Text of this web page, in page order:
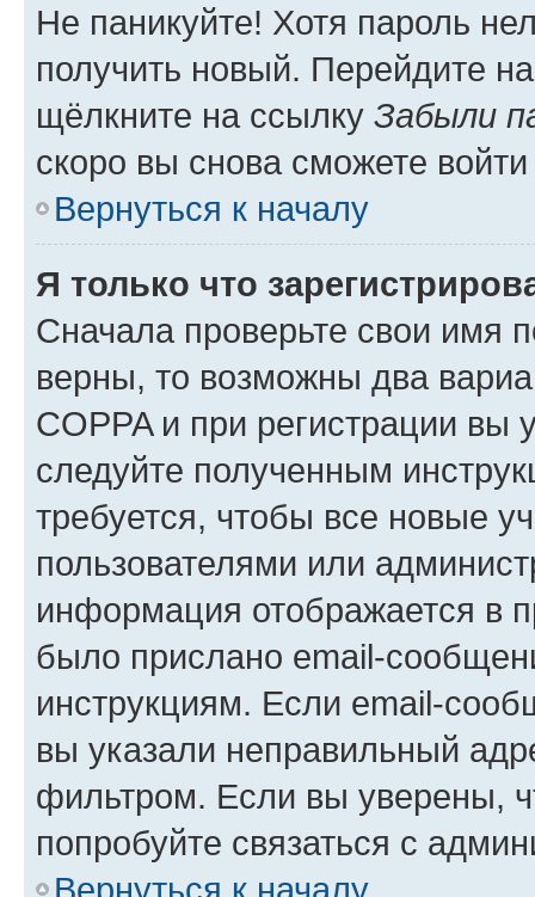
Не паникуйте! Хотя пароль
получить новый. Перейдите
щёлкните на ссылку Забыли
скоро вы снова сможете
Вернуться к началу
Я только что
Сначала проверьте свои имя
верны, то возможны два
COPPA и при регистрации вы
следуйте полученным
требуется, чтобы все новые
пользователями или
информация отображается в
было прислано email-
инструкциям. Если email-
вы указали неправильный
фильтром. Если вы уверены,
попробуйте связаться с
Вернуться к началу